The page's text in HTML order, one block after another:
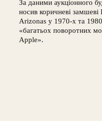
За даними аукціонного
носив коричневі
Arizonas у 1970-х та
«багатьох поворотних
Apple».